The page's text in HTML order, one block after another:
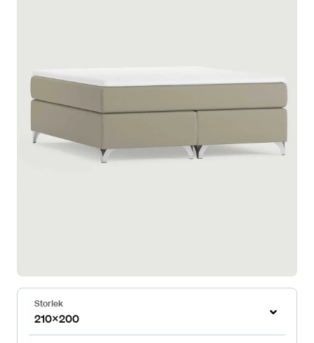
Storlek
210x200